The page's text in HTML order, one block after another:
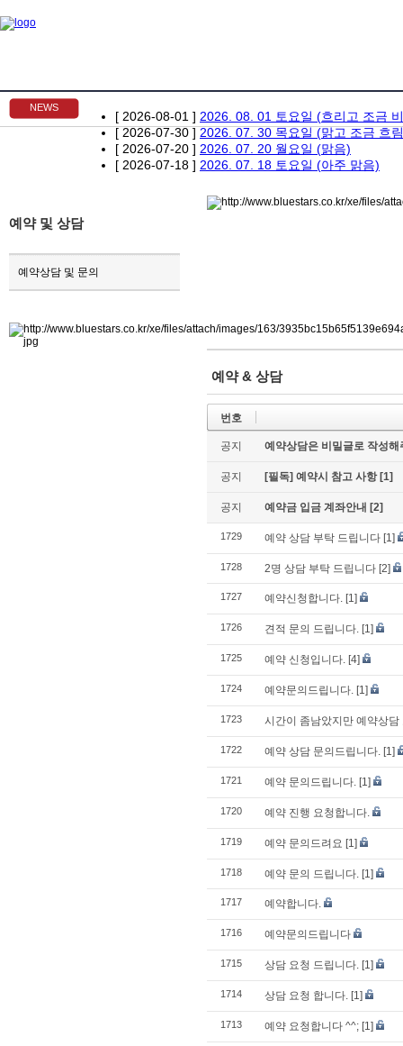
NEWS
[ 2026-08-01 ] 2026. 08. 01 토요일 (흐리고 조금
[ 2026-07-30 ] 2026. 07. 30 목요일 (맑고 조금 흐
[ 2026-07-20 ] 2026. 07. 20 월요일 (맑음)
[ 2026-07-18 ] 2026. 07. 18 토요일 (아주 맑음)
예약 & 상담
번호
공지 예약상담은 비밀글로 작성해
공지 [필독] 예약시 참고 사항 [1]
공지 예약금 입금 계좌안내 [2]
1729 예약 상담 부탁 드립니다 [1]
1728 2명 상담 부탁 드립니다 [2]
1727 예약신청합니다. [1]
1726 견적 문의 드립니다. [1]
1725 예약 신청입니다. [4]
1724 예약문의드립니다. [1]
1723 시간이 좀남았지만 예약상담
1722 예약 상담 문의드립니다. [1]
1721 예약 문의드립니다. [1]
1720 예약 진행 요청합니다.
1719 예약 문의드려요 [1]
1718 예약 문의 드립니다. [1]
1717 예약합니다.
1716 예약문의드립니다
1715 상담 요청 드립니다. [1]
1714 상담 요청 합니다. [1]
1713 예약 요청합니다 ^^; [1]
예약 및 상담
예약상담 및 문의